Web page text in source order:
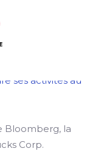
Bloomberg, la
Corp.